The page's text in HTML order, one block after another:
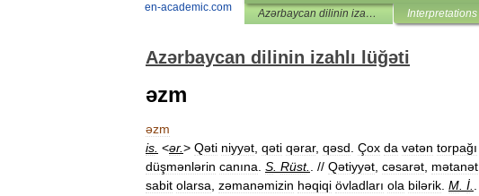
en-academic.com Azərbaycan dilinin izahlı lüğəti Interpretations
Azərbaycan dilinin izahlı lüğəti
əzm
əzm
is <ər.> Qəti niyyət qəti qərar, qəsd Çox da vətən torpağı
düşmənlərin canına S Rüst. . // Qətiyyət cəsarət mətanət
sabit olarsa zəmanəmizin həqiqi övladları ola bilərik M İ